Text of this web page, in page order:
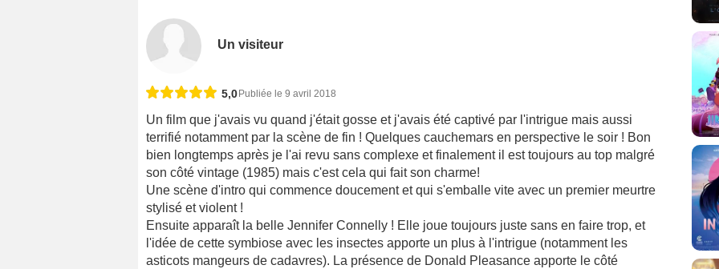
Un visiteur
5,0 Publiée le 9 avril 2018
Un film que j'avais vu quand j'était gosse et j'avais été captivé par l'intrigue mais aussi
terrifié notamment par la scène de fin ! Quelques cauchemars en perspective le soir ! Bon
bien longtemps après je l'ai revu sans complexe et finalement il est toujours au top malgré
son côté vintage (1985) mais c'est cela qui fait son charme!
Une scène d'intro qui commence doucement et qui s'emballe vite avec un premier meurtre
stylisé et violent !
Ensuite apparaît la belle Jennifer Connelly ! Elle joue toujours juste sans en faire trop, et
l'idée de cette symbiose avec les insectes apporte un plus à l'intrigue (notamment les
asticots mangeurs de cadavres). La présence de Donald Pleasance apporte le côté